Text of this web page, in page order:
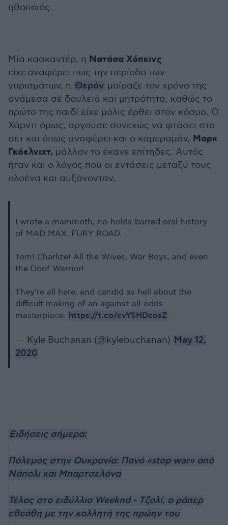
ηθοποιός.
Μία κασκαντέρ, η Νατάσα Χόπκινς
είχε αναφέρει πως την περίοδο των
γυρισμάτων, η Θερόν μοίραζε τον χρόνο της
ανάμεσα σε δουλειά και μητρότητα, καθώς το
πρώτο της παιδί είχε μόλις έρθει στον κόσμο. Ο
Χάρντι όμως, αργούσε συνεχώς να φτάσει στο
σετ και όπως αναφέρει και ο καμεραμάν, Μαρκ
Γκόελνιχτ, μάλλον το έκανε επίτηδες. Αυτός
ήταν και ο λόγος που οι εντάσεις μεταξύ τους
ολοένα και αυξάνονταν.
I wrote a mammoth, no-holds-barred oral history
of MAD MAX: FURY ROAD.
Tom! Charlize! All the Wives, War Boys, and even
the Doof Warrior!
They’re all here, and candid as hell about the
difficult making of an against-all-odds
masterpiece: https://t.co/cvYSHDcosZ
— Kyle Buchanan (@kylebuchanan) May 12,
2020
Ειδήσεις σήμερα:
Πόλεμος στην Ουκρανία: Πανό «stop war» από
Νάπολι και Μπαρτσελόνα
Τέλος στο ειδύλλιο Weeknd - Τζολί, o ράπερ
εθεάθη με την κολλητή της πρώην του